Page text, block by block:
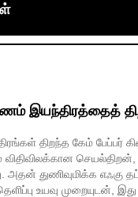
இயந்திரத்தைத்
திறந்த கேம் பேப்பர்
விதிவிலக்கான
அதன் துணிவுமிக்க எஃகு
உயவு முறையுடன்,